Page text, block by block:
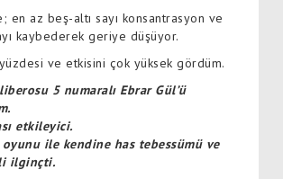
en az beş-altı sayı konsantrasyon ve
kaybederek geriye düşüyor.
yüzdesi ve etkisini çok yüksek gördüm.
liberosu 5 numaralı Ebrar Gül’ü
etkileyici.
oyunu ile kendine has tebessümü ve
ilginçti.